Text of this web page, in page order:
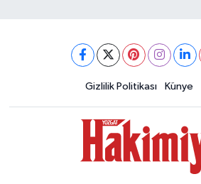
Gizlilik Politikası Künye